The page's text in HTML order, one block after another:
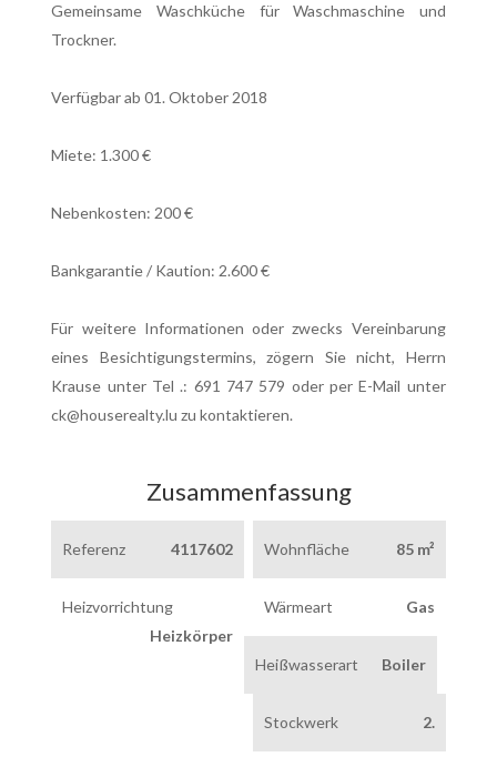
Gemeinsame Waschküche für Waschmaschine und
Trockner.
Verfügbar ab 01. Oktober 2018
Miete: 1.300 €
Nebenkosten: 200 €
Bankgarantie / Kaution: 2.600 €
Für weitere Informationen oder zwecks Vereinbarung
eines Besichtigungstermins, zögern Sie nicht, Herrn
Krause unter Tel .: 691 747 579 oder per E-Mail unter
ck@houserealty.lu zu kontaktieren.
Zusammenfassung
Referenz 4117602 Wohnfläche 85 m²
Heizvorrichtung
Heizkörper
Wärmeart Gas
Heißwasserart Boiler
Stockwerk 2.